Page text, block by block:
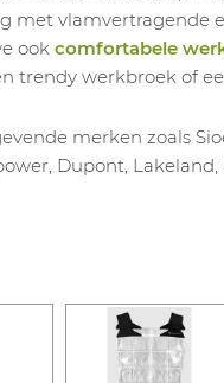
met vlamvertragende
ook comfortabele
trendy werkbroek of
merken zoals
Dupont, Lakeland,